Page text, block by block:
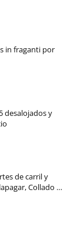
in fraganti por
desalojados y
de carril y
Collado …